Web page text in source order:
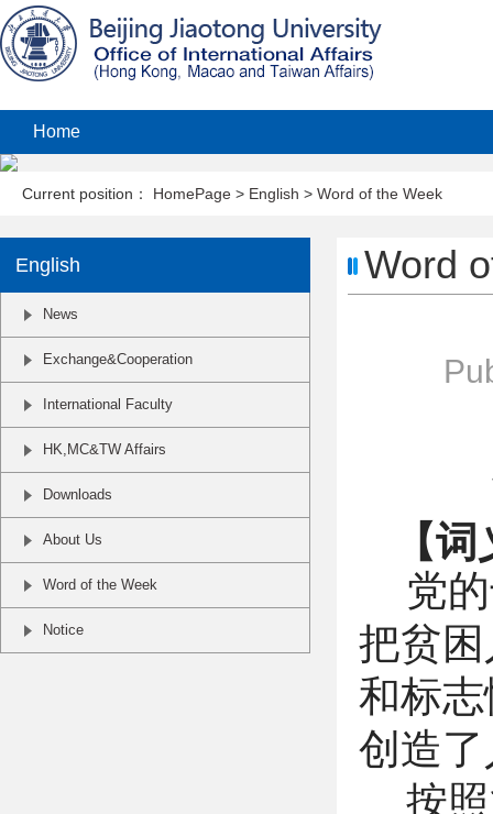
Home
Current position： HomePage > English > Word of the Week
English
News
Exchange&Cooperation
International Faculty
HK,MC&TW Affairs
Downloads
About Us
Word of the Week
Notice
Word
【
党
把贫
和标
创造
按